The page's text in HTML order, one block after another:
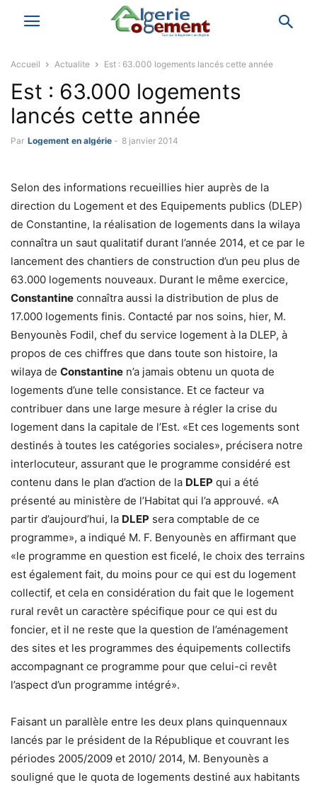
Accueil Actualite Est : 63.000 logements lancés cette année
Est : 63.000 logements
lancés cette année
Par Logement en algérie - 8 janvier 2014
Selon des informations recueillies hier auprès de la
direction du Logement et des Equipements publics (DLEP)
de Constantine, la réalisation de logements dans la wilaya
connaîtra un saut qualitatif durant l’année 2014, et ce par le
lancement des chantiers de construction d’un peu plus de
63.000 logements nouveaux. Durant le même exercice,
Constantine connaîtra aussi la distribution de plus de
17.000 logements finis. Contacté par nos soins, hier, M.
Benyounès Fodil, chef du service logement à la DLEP, à
propos de ces chiffres que dans toute son histoire, la
wilaya de Constantine n’a jamais obtenu un quota de
logements d’une telle consistance. Et ce facteur va
contribuer dans une large mesure à régler la crise du
logement dans la capitale de l’Est. «Et ces logements sont
destinés à toutes les catégories sociales», précisera notre
interlocuteur, assurant que le programme considéré est
contenu dans le plan d’action de la DLEP qui a été
présenté au ministère de l’Habitat qui l’a approuvé. «A
partir d’aujourd’hui, la DLEP sera comptable de ce
programme», a indiqué M. F. Benyounès en affirmant que
«le programme en question est ficelé, le choix des terrains
est également fait, du moins pour ce qui est du logement
collectif, et cela en considération du fait que le logement
rural revêt un caractère spécifique pour ce qui est du
foncier, et il ne reste que la question de l’aménagement
des sites et les programmes des équipements collectifs
accompagnant ce programme pour que celui-ci revêt
l’aspect d’un programme intégré».
Faisant un parallèle entre les deux plans quinquennaux
lancés par le président de la République et couvrant les
périodes 2005/2009 et 2010/ 2014, M. Benyounès a
souligné que le quota de logements destiné aux habitants